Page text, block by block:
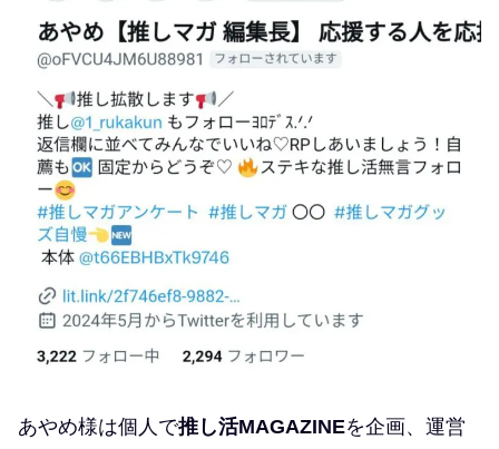
あやめ様は個人で推し活MAGAZINEを企画、運営